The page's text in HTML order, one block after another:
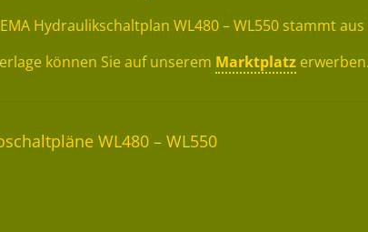
Hydraulikschaltplan WL480 – WL550 stammt aus
können Sie auf unserem Marktplatz erwerben.
WL480 – WL550